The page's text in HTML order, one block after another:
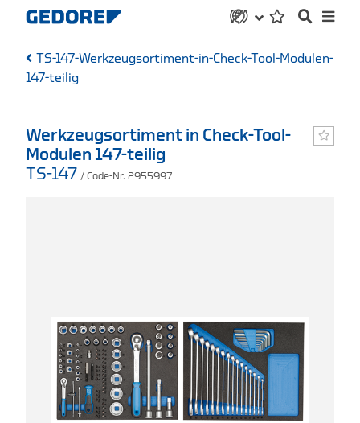
TS-147-Werkzeugsortiment-in-Check-Tool-Modulen-
147-teilig
Werkzeugsortiment in Check-Tool-
Modulen 147-teilig
TS-147 / Code-Nr. 2955997